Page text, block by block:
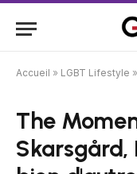
Accueil » LGBT Lifestyle »
The
Skarsgård,